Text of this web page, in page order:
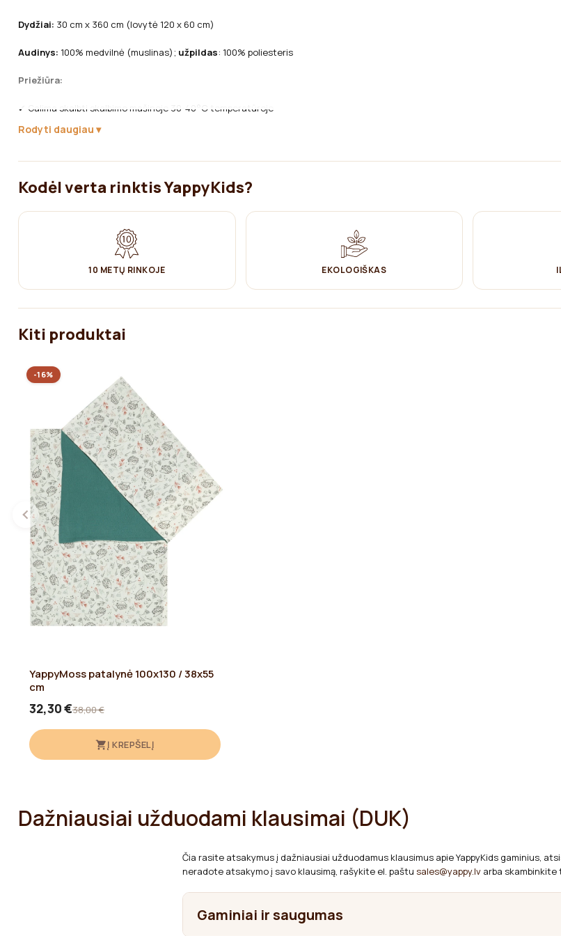
Dydžiai: 30 cm x 360 cm (lovytė 120 x 60 cm)
Audinys: 100% medvilnė (muslinas); užpildas: 100% poliesteris
Priežiūra:
✔ Galima skalbti skalbimo mašinoje 30-40°C temperatūroje
✔ NEGALIMA balinti
✔ Lyginti ant vidutinio karštumo (muslino nereikia lyginti, kad išlaikytų natūralią išvaizdą)
✔ Džiovinti pakabinus
✔ Nevalyti sausu valymu
Rodyti daugiau
Kodėl verta rinktis YappyKids?
10 METŲ RINKOJE EKOLOGIŠKAS
Kiti produktai
YappyMoss patalynė 100x130 / 38x55
cm
32,30 €38,00 €
Į KREPŠELĮ
-16%
Dažniausiai užduodami klausimai (DUK)
Čia rasite atsakymus į dažniausiai užduodamus klausimus apie YappyKids gaminius,
neradote atsakymo į savo klausimą, rašykite el. paštu sales@yappy.lv arba skambinkite
Gaminiai ir saugumas